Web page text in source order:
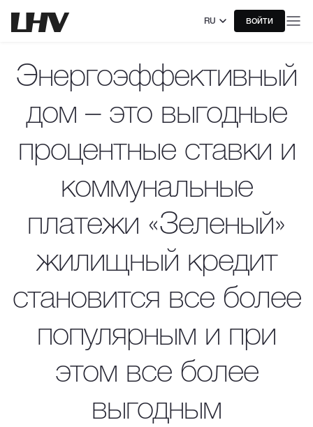
RU ВОЙТИ
Энергоэффективный
дом – это выгодные
процентные ставки и
коммунальные
платежи «Зеленый»
жилищный кредит
становится все более
популярным и при
этом все более
выгодным